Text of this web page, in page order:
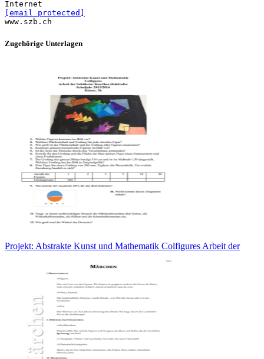
[email protected]
Zugehörige Unterlagen
Projekt: Abstrakte Kunst und Mathematik Colfigures Arbeit der